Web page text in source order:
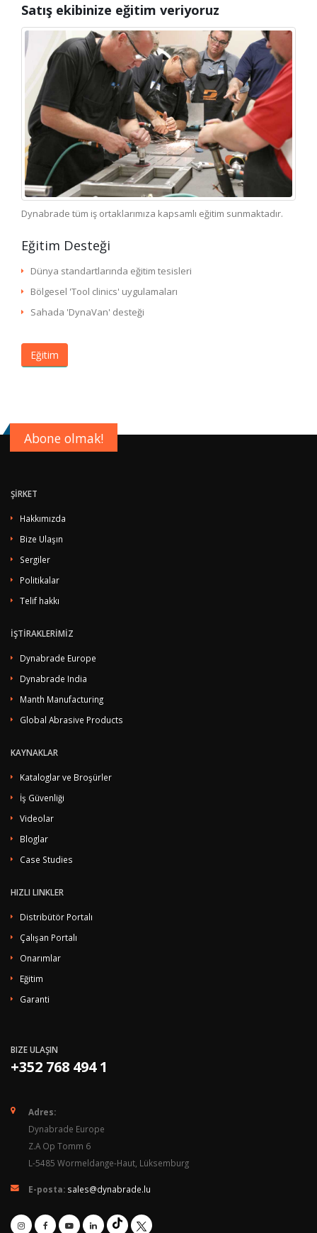
Satış ekibinize eğitim veriyoruz
Dynabrade tüm iş ortaklarımıza kapsamlı eğitim sunmaktadır.
Eğitim Desteği
Dünya standartlarında eğitim tesisleri
Bölgesel 'Tool clinics' uygulamaları
Sahada 'DynaVan' desteği
Eğitim
Abone olmak!
ŞİRKET
Hakkımızda
Bize Ulaşın
Sergiler
Politikalar
Telif hakkı
İŞTİRAKLERİMİZ
Dynabrade Europe
Dynabrade India
Manth Manufacturing
Global Abrasive Products
KAYNAKLAR
Kataloglar ve Broşürler
İş Güvenliği
Videolar
Bloglar
Case Studies
HIZLI LINKLER
Distribütör Portalı
Çalışan Portalı
Onarımlar
Eğitim
Garanti
BIZE ULAŞIN
+352 768 494 1
Adres:
Dynabrade Europe
Z.A Op Tomm 6
L-5485 Wormeldange-Haut, Lüksemburg
E-posta: sales@dynabrade.lu